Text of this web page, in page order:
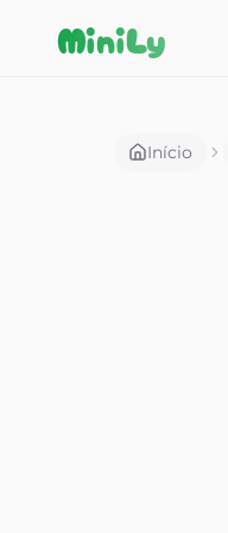
MiniLy
Início